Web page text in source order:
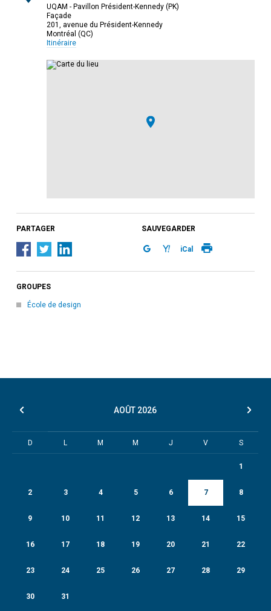
UQAM - Pavillon Président-Kennedy (PK)
Façade
201, avenue du Président-Kennedy
Montréal (QC)
Itinéraire
PARTAGER SAUVEGARDER
iCal
GROUPES
École de design
AOÛT 2026
D L M M J V S
1
2 3 4 5 6 7 8
9 10 11 12 13 14 15
16 17 18 19 20 21 22
23 24 25 26 27 28 29
30 31